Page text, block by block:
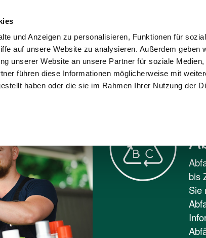
und Anzeigen zu personalisieren, Funktionen für
auf unsere Website zu analysieren. Außerdem geben
unserer Website an unsere Partner für soziale Medien,
führen diese Informationen möglicherweise mit
haben oder die sie im Rahmen Ihrer Nutzung der
und Stadtreinigung Umwelt und
Verantwortung
bis
Sie